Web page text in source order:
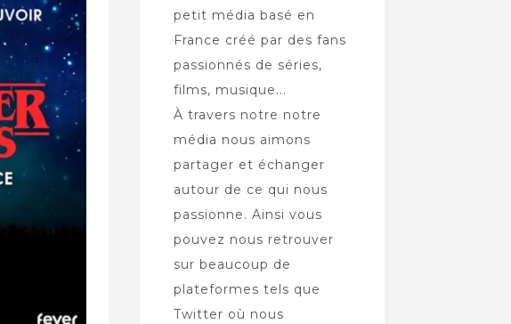
petit média basé en
France créé par des fans
passionnés de séries,
films, musique...
À travers notre notre
média nous aimons
partager et échanger
autour de ce qui nous
passionne. Ainsi vous
pouvez nous retrouver
sur beaucoup de
plateformes tels que
Twitter où nous